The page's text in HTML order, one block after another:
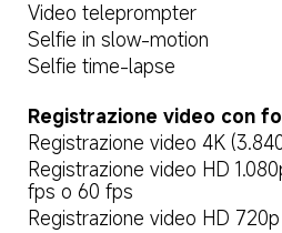
Video teleprompter
Selfie in slow-motion
Selfie time-lapse
Registrazione video con
Registrazione video 4K
Registrazione video HD
fps o 60 fps
Registrazione video HD